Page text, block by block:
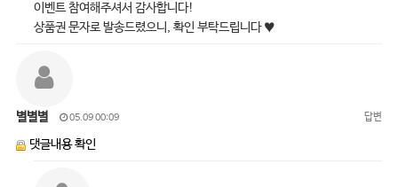
이벤트 참여해주셔서 감사합니다!
상품권 문자로 발송드렸으니, 확인 부탁드립니다 ♥
별별별 05.09 00:09 답변
댓글내용 확인